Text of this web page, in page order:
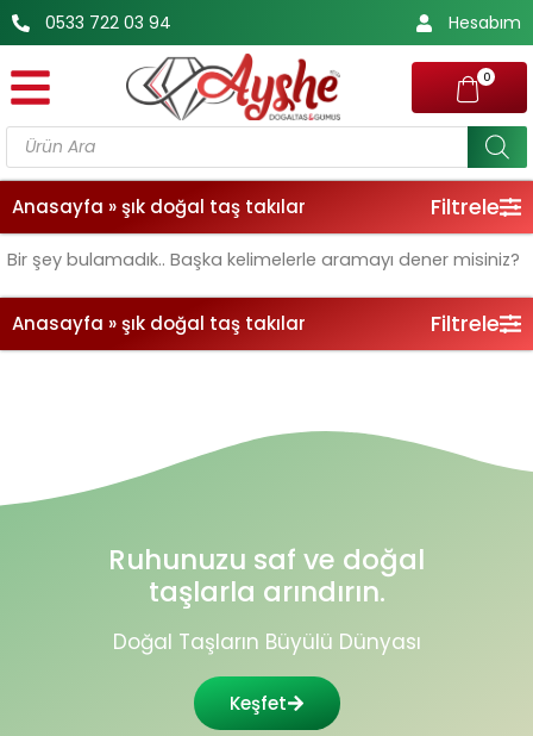
İçeriğe
atla
0533 722 03 94 Hesabım
0
Products
search
Anasayfa »şık doğal taş takılar Filtrele
Bir şey bulamadık.. Başka kelimelerle aramayı dener misiniz?
Anasayfa »şık doğal taş takılar Filtrele
Ruhunuzu saf ve doğal
taşlarla arındırın.
Doğal Taşların Büyülü Dünyası
Keşfet